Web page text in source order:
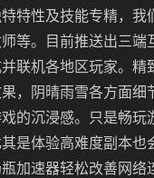
特性及技能专精，我
等。目前推送出三端
联机各地区玩家。精
，阴晴雨雪各方面细
的沉浸感。只是畅玩
是体验高难度副本也
加速器轻松改善网络